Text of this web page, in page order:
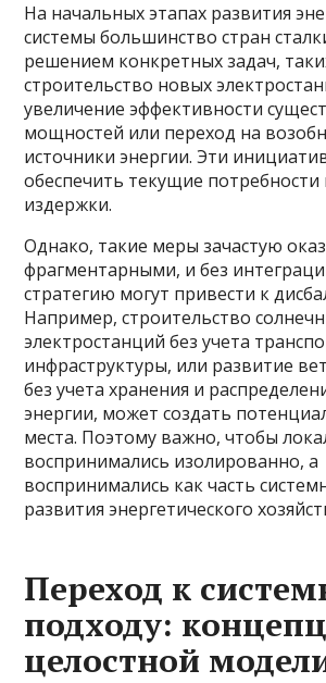
На начальных этапах развития
системы большинство стран
решением конкретных задач,
строительство новых
увеличение эффективности
мощностей или переход на
источники энергии. Эти
обеспечить текущие потребности
издержки.
Однако, такие меры зачастую
фрагментарными, и без
стратегию могут привести к
Например, строительство
электростанций без учета
инфраструктуры, или развитие
без учета хранения и
энергии, может создать
места. Поэтому важно, чтобы
воспринимались изолированно, а
воспринимались как часть
развития энергетического
Переход к
подходу:
целостной